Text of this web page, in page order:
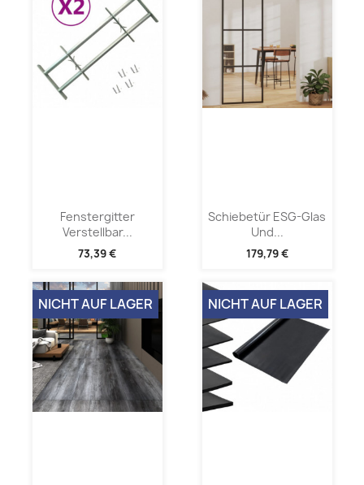
Fenstergitter
Verstellbar...
73,39 €
Schiebetür ESG-Glas
Und...
179,79 €
NICHT AUF LAGER NICHT AUF LAGER